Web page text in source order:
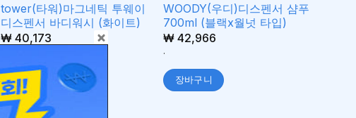
tower(타워)마그네틱 투웨이
디스펜서 바디워시 (화이트)
₩40,173
장바구니
WOODY(우디)디스펜서 샴푸
700ml (블랙x월넛 타입)
₩ 42,966
.
장바구니